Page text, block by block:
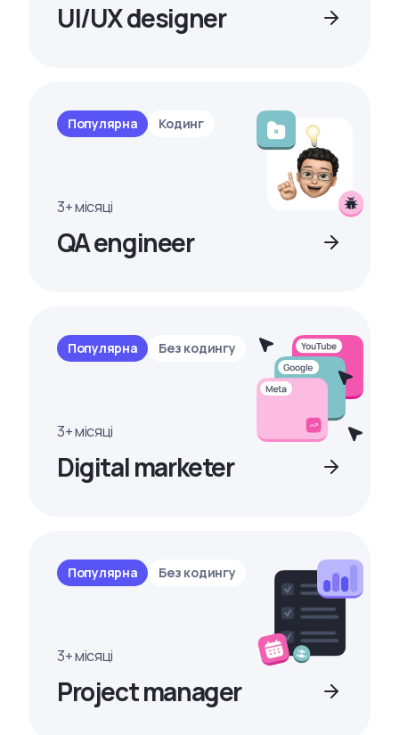
UI/UX designer
Популярна Кодинг
3+ місяці
QA engineer
Популярна Без кодингу
3+ місяці
Digital marketer
Популярна Без кодингу
3+ місяці
Project manager